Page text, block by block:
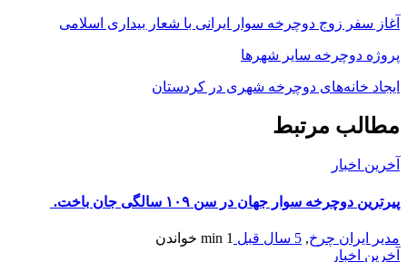
آغاز سفر زوج دوچرخه سوار ایرانی با شعار بیداری اسلامی
پروژه دوچرخه سایر شهرها
ایجاد خانه‌های دوچرخه شهری در کردستان
مطالب مرتبط
آخرین اخبار
پیرترین دوچرخه سوار جهان در سن ۱۰۹ سالگی جان باخت.
مدیر ایران چرخ, 5 سال قبل 1 min
خواندن
آخرین اخبار